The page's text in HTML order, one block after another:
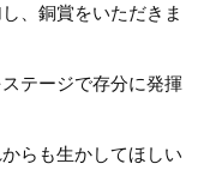
、銅賞をいただきま
テージで存分に発揮
らも生かしてほしい